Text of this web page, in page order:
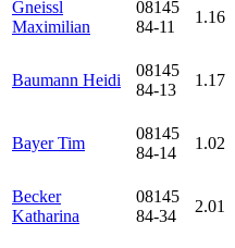
Gneissl
Maximilian
08145
84-11
1.16
Baumann Heidi
08145
84-13
1.17
Bayer Tim
08145
84-14
1.02
Becker
Katharina
08145
84-34
2.01